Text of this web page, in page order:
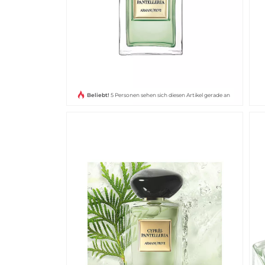
Beliebt! 5 Personen sehen sich diesen Artikel gerade an